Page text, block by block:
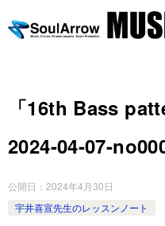
「16th Bass
2024-04-07-
公開日： 2024年4月30日
宇井喜宣先生のレッスンノート